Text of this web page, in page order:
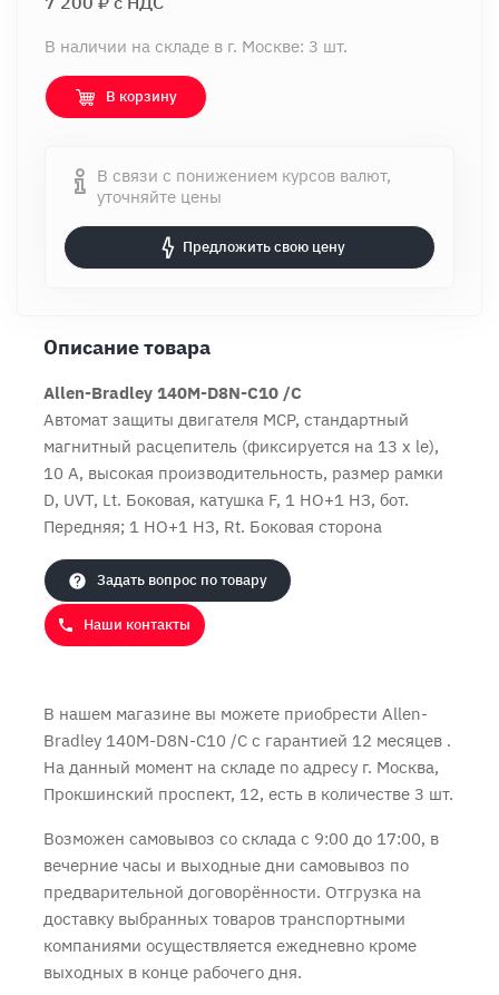
В наличии на складе в г. Москве: 3 шт.
В корзину
В связи с понижением курсов валют,
уточняйте цены
Предложить свою цену
Описание товара
Allen-Bradley 140M-D8N-C10 /C
Автомат защиты двигателя MCP, стандартный
магнитный расцепитель (фиксируется на 13 x le),
10 A, высокая производительность, размер рамки
D, UVT, Lt. Боковая, катушка F, 1 НО+1 НЗ, бот.
Передняя; 1 НО+1 НЗ, Rt. Боковая сторона
Задать вопрос по товару
Наши контакты
В нашем магазине вы можете приобрести Allen-
Bradley 140M-D8N-C10 /C с гарантией 12 месяцев .
На данный момент на складе по адресу г. Москва,
Прокшинский проспект, 12, есть в количестве 3 шт.
Возможен самовывоз со склада с 9:00 до 17:00, в
вечерние часы и выходные дни самовывоз по
предварительной договорённости. Отгрузка на
доставку выбранных товаров транспортными
компаниями осуществляется ежедневно кроме
выходных в конце рабочего дня.
Продолжить покупки Оформить заказ